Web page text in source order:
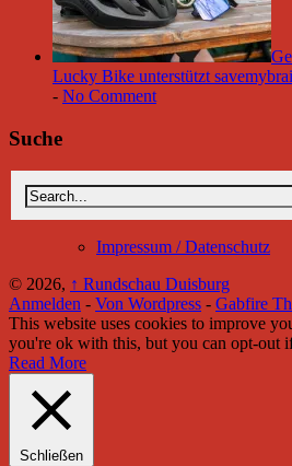
Lucky Bike unterstützt
- No Comment
Suche
Impressum / Datenschutz
© 2026, ↑ Rundschau Duisburg
Anmelden - Von Wordpress - Gabfire
This website uses cookies to improve
you're ok with this, but you can opt-out
Read More
Schließen